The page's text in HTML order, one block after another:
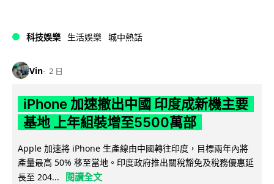
科技娛樂 生活娛樂 城中熱話
Vin 2 日
iPhone 加速撤出中國 印度成新機主要
基地 上年組裝增至5500萬部
Apple 加速將 iPhone 生產線由中國轉往印度，目標兩年內將
產量最高 50% 移至當地。印度政府推出關稅豁免及稅務優惠延
長至 204...
閱讀全文